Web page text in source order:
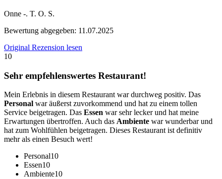
Onne -. T. O. S.
Bewertung abgegeben: 11.07.2025
Original Rezension lesen
10
Sehr empfehlenswertes Restaurant!
Mein Erlebnis in diesem Restaurant war durchweg positiv. Das
Personal war äußerst zuvorkommend und hat zu einem tollen
Service beigetragen. Das Essen war sehr lecker und hat meine
Erwartungen übertroffen. Auch das Ambiente war wunderbar und
hat zum Wohlfühlen beigetragen. Dieses Restaurant ist definitiv
mehr als einen Besuch wert!
Personal10
Essen10
Ambiente10